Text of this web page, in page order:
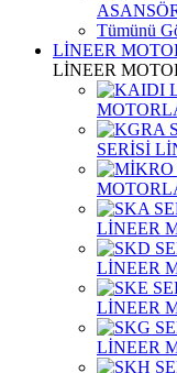
Tümünü
LİNEER
LİNEER
SERİSİ
LİNEER
LİNEER
LİNEER
LİNEER